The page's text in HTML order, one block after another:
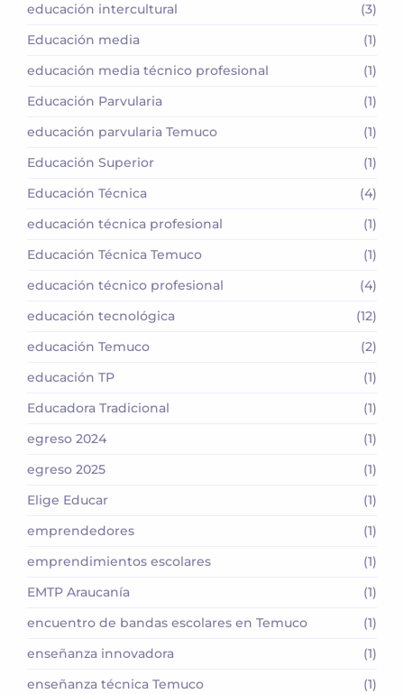
educación intercultural
(3)
Educación media
(1)
educación media técnico profesional
(1)
Educación Parvularia
(1)
educación parvularia Temuco
(1)
Educación Superior
(1)
Educación Técnica
(4)
educación técnica profesional
(1)
Educación Técnica Temuco
(1)
educación técnico profesional
(4)
educación tecnológica
(12)
educación Temuco
(2)
educación TP
(1)
Educadora Tradicional
(1)
egreso 2024
(1)
egreso 2025
(1)
Elige Educar
(1)
emprendedores
(1)
emprendimientos escolares
(1)
EMTP Araucanía
(1)
encuentro de bandas escolares en Temuco
(1)
enseñanza innovadora
(1)
enseñanza técnica Temuco
(1)